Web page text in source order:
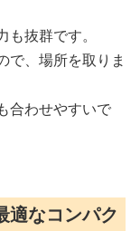
抜群です。
で、場所を取りま
合わせやすいで
適なコンパク